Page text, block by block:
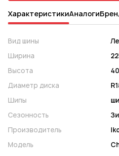
ХарактеристикиАналоги
Вид шины
Ширина
Высота
40
Диаметр диска
Шипы
Сезонность
Производитель
Модель